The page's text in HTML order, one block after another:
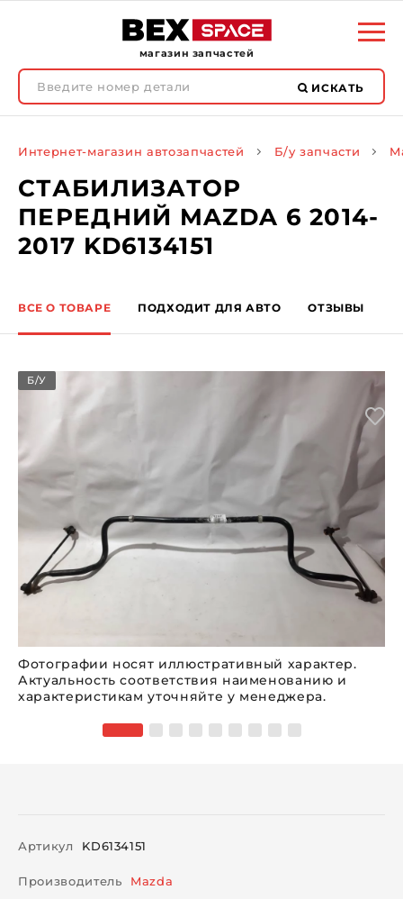
магазин запчастей
ИСКАТЬ
Интернет-магазин автозапчастей Б/у запчасти
СТАБИЛИЗАТОР
ПЕРЕДНИЙ MAZDA 6 2014-
2017 KD6134151
ВСЕ О ТОВАРЕ ПОДХОДИТ ДЛЯ АВТО ОТЗЫВЫ
Б/У
Фотографии носят иллюстративный характер.
Актуальность соответствия наименованию и
характеристикам уточняйте у менеджера.
Артикул KD6134151
Производитель Mazda